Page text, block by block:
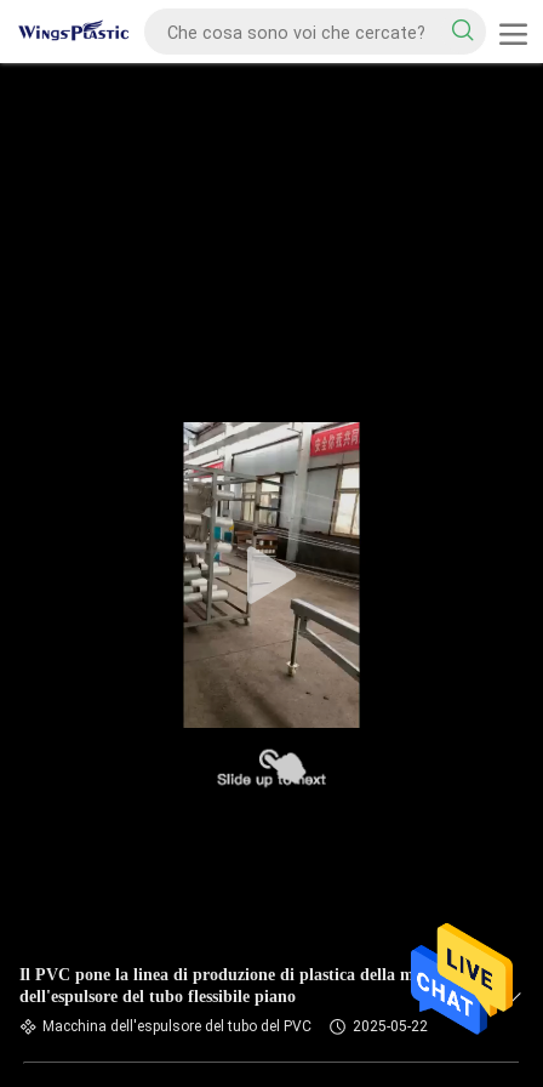
Il PVC pone la linea di produzione di plastica della macchina
dell'espulsore del tubo flessibile piano
Macchina dell'espulsore del tubo del PVC 2025-05-22